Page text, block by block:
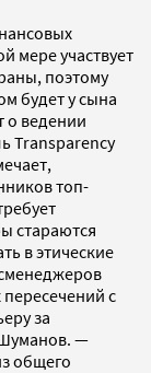
мере участвует
поэтому
будет у сына
о ведении
Transparency
топ-
стараются
в этические
с
за
—
общего